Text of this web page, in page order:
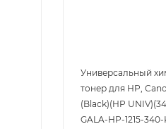
Универсальный
тонер для HP,
(Black)(HP
GALA-HP-1215-340-